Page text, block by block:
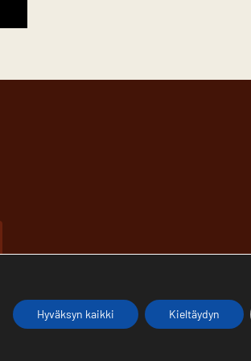
Hyväksyn kaikki Kieltäydyn